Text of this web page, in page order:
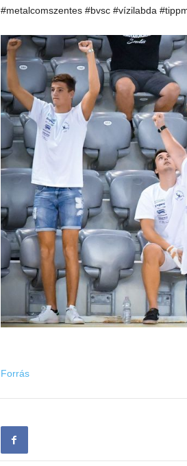
#metalcomszentes #bvsc #vízilabda
Forrás